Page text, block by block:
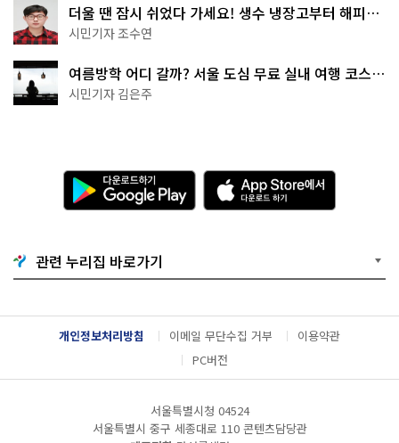
더울 땐 잠시 쉬었다 가세요! 생수 냉장고부터 해피소
·무더위쉼터까지
시민기자 조수연
여름방학 어디 갈까? 서울 도심 무료 실내 여행 코스
추천
시민기자 김은주
다
운
로
기
G
o
g
l
e
l
A
p
p
e
서
다
운
드
관련 누리집 바로가기
개인정보처리방침 이메일 무단수집 거부
이용약관
PC버전
서울특별시청 04524
서울특별시 중구 세종대로 110 콘텐츠담당관